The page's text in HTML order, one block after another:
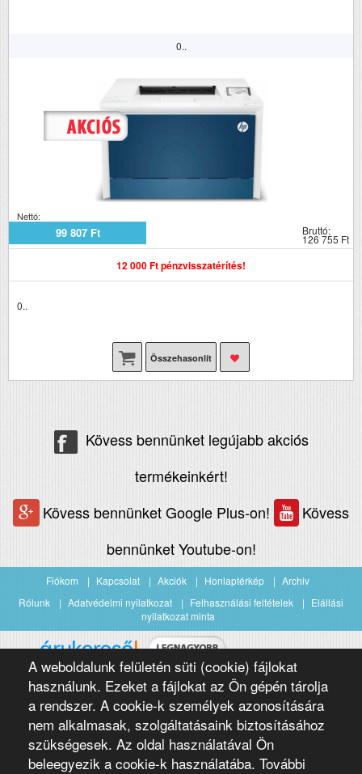
0..
Nettó:
99 807 Ft Bruttó:
126 755 Ft
12 000 Ft pénzvisszatérítés!
0..
Összehasonlít
A weboldalunk felületén süti (cookie) fájlokat
használunk. Ezeket a fájlokat az Ön gépén tárolja
a rendszer. A cookie-k személyek azonosítására
nem alkalmasak, szolgáltatásaink biztosításához
szükségesek. Az oldal használatával Ön
beleegyezik a cookie-k használatába. További
Kövess bennünket legújabb akciós
termékeinkért!
Kövess bennünket Google Plus-on!
Kövess
bennünket Youtube-on!
Fiókom Kapcsolat Akciók Honlaptérkép
Archiv
Rólunk
Adatvédelmi nyilatkozat Felhasználási feltételek
Elállási
nyilatkozat minta